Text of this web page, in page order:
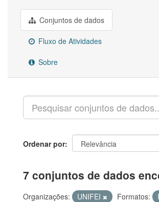
Conjuntos de dados
Fluxo de Atividades
Sobre
Ordenar por
7 conjuntos de dados
Organizações: UNIFEI Formatos: